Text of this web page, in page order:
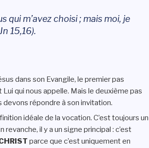
qui m’avez choisi ; mais moi, je
15,16).
dans son Evangile, le premier pas
Lui qui nous appelle. Mais le deuxième pas
devons répondre à son invitation.
idéale de la vocation. C’est toujours un
revanche, il y a un signe principal : c’est
parce que c’est uniquement en